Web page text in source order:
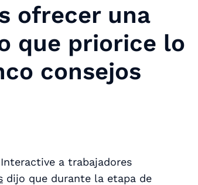
ofrecer una
que priorice lo
consejos
a trabajadores
dijo que durante la etapa de